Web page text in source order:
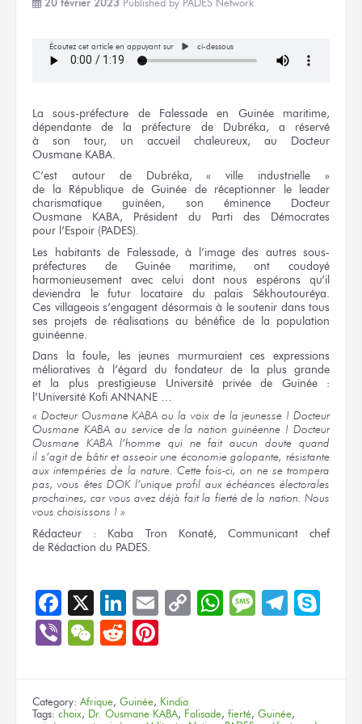
20 février 2023 Published by PADES Network
Écoutez cet article en appuyant sur ci-dessous
La sous-préfecture de Falessade en Guinéemaritime,
dépendantede la préfecture de Dubréka,
a réservé
à son tour,
un accueil chaleureux, au Docteur
Ousmane KABA.
C’est autour de Dubréka, « ville industrielle »
de la République de Guinée de réceptionner
le leader
charismatique guinéen, son éminence Docteur
Ousmane KABA, Président du Parti
des Démocrates
pour l’Espoir (PADES).
Les habitants de Falessade, à l’image des autres sous-
préfectures de Guinée maritime, ont coudoyé
harmonieusement avec celuidont nous espéronsqu’il
deviendra le futur locataire du palais Sékhoutouréya.
Ces villageois s’engagent désormais à le soutenir dans tous
ses projets de réalisations au bénéfice de la population
guinéenne.
Dans
la foule, les jeunes murmuraientces expressions
méliorativesà l’égard du fondateur de la plus grande
et la plus prestigieuse Université privéede Guinée :
l’Université Kofi ANNANE …
« Docteur Ousmane KABAou la voix de la jeunesse ! Docteur
Ousmane KABA au service de la nation guinéenne ! Docteur
Ousmane KABAl’homme qui ne faitaucun doute quand
il s’agit de bâtir et asseoir une économiegalopante, résistante
aux intempériesde la nature. Cette fois-ci, on ne se trompera
pas,vous êtes DOK l’unique profil aux échéances électorales
prochaines, car vous avez déjà faitla fiertédela nation. Nous
vous choisissons ! »
Rédacteur : Kaba Tron Konaté, Communicant chef
de Rédaction du PADES.
Facebook
X LinkedIn
EmailCopyWhatsApp
Message
ViberWeChat
Reddit
Category: Afrique, Guinée, Kindia
Tags: choix, Dr. Ousmane KABA, Falisade, fierté, Guinée,